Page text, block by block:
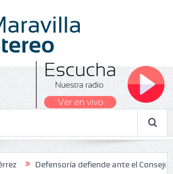
Defensoría defiende ante el Consejo de